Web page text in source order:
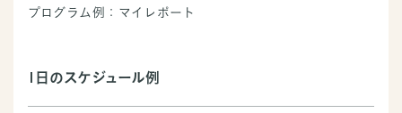
プログラム例：マイレポート
1日のスケジュール例